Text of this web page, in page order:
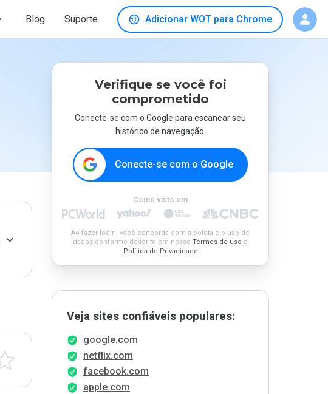
Blog Suporte Adicionar WOT para Chrome
Verifique se você foi
comprometido
Conecte-se com o Google para escanear seu
histórico de navegação.
Conecte-se com o Google
Como visto em
Ao fazer login, você concorda com a coleta e o uso de
dados conforme descrito em nosso Termos de uso e
Política de Privacidade
Veja sites confiáveis populares:
google.com
netflix.com
facebook.com
apple.com